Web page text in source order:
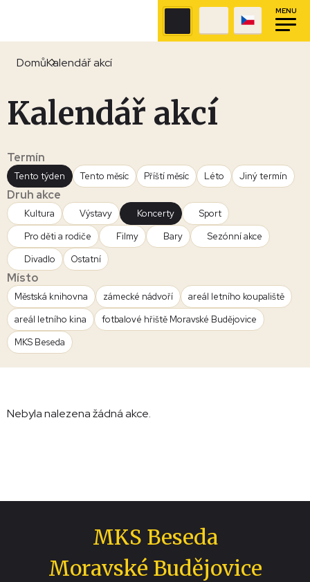
MENU
DomůKalendář akcí
Kalendář akcí
Termín
Tento týden Tento měsíc Příští měsíc Léto Jiný termín
Druh akce
Kultura Výstavy Koncerty
Sport
Pro děti a rodiče
Filmy Bary
Sezónní akce
Divadlo
Ostatní
Místo
Městská knihovna zámecké nádvoří
areál letního koupaliště
areál letního kina
fotbalové hřiště Moravské Budějovice
MKS Beseda
Nebyla nalezena žádná akce.
MKS Beseda
Moravské Budějovice